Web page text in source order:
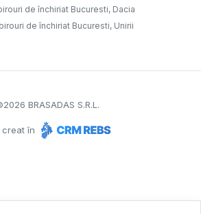
de închiriat Bucuresti, Dacia
de închiriat Bucuresti, Unirii
2026 BRASADAS S.R.L.
creat în